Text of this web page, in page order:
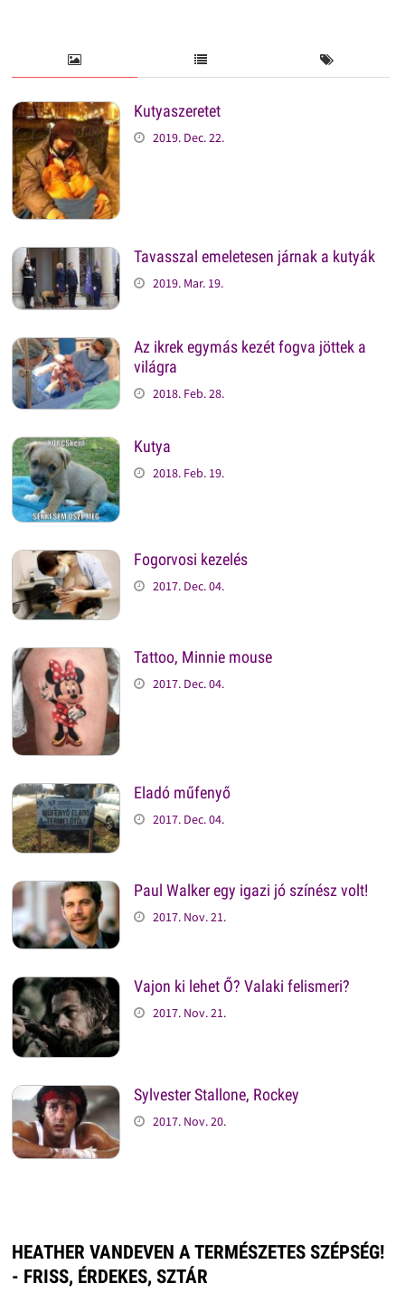
Kutyaszeretet
2019. Dec. 22.
Tavasszal emeletesen járnak a kutyák
2019. Mar. 19.
Az ikrek egymás kezét fogva jöttek a
világra
2018. Feb. 28.
Kutya
2018. Feb. 19.
Fogorvosi kezelés
2017. Dec. 04.
Tattoo, Minnie mouse
2017. Dec. 04.
Eladó műfenyő
2017. Dec. 04.
Paul Walker egy igazi jó színész volt!
2017. Nov. 21.
Vajon ki lehet Ő? Valaki felismeri?
2017. Nov. 21.
Sylvester Stallone, Rockey
2017. Nov. 20.
HEATHER VANDEVEN A TERMÉSZETES SZÉPSÉG!
- FRISS, ÉRDEKES, SZTÁR